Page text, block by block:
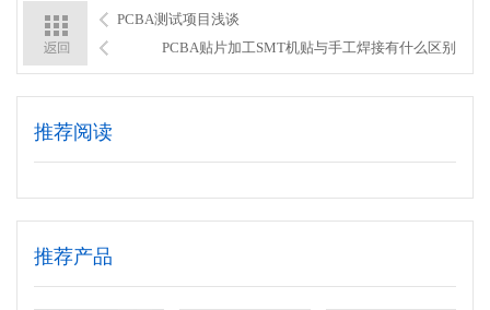
PCBA测试项目浅谈
PCBA贴片加工SMT机贴与手工焊接有什么区别
推荐阅读
推荐产品